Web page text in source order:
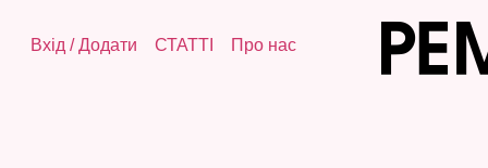
Вхід /Додати СТАТТІ Про нас